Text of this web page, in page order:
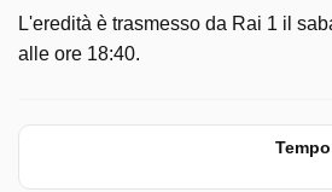
L'eredità è trasmesso da Rai 1 il
alle ore 18:40.